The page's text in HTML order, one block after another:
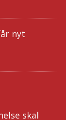
nyt
skal